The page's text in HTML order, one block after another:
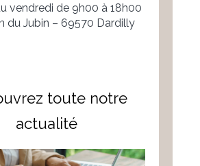
vendredi de 9h00 à 18h00
du Jubin – 69570 Dardilly
toute notre
actualité